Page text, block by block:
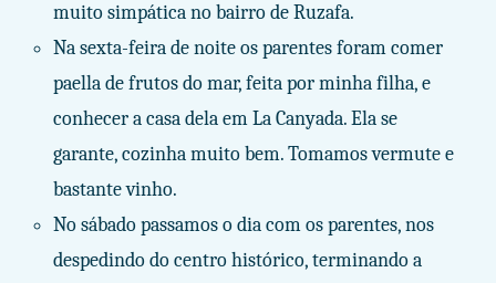
muito simpática no bairro de Ruzafa.
Na sexta-feira de noite os parentes foram comer
paella de frutos do mar, feita por minha filha, e
conhecer a casa dela em La Canyada. Ela se
garante, cozinha muito bem. Tomamos vermute e
bastante vinho.
No sábado passamos o dia com os parentes, nos
despedindo do centro histórico, terminando a